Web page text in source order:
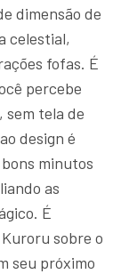
dimensão de
celestial,
fofas. É
percebe
sem tela de
design é
minutos
as
É
sobre o
seu próximo